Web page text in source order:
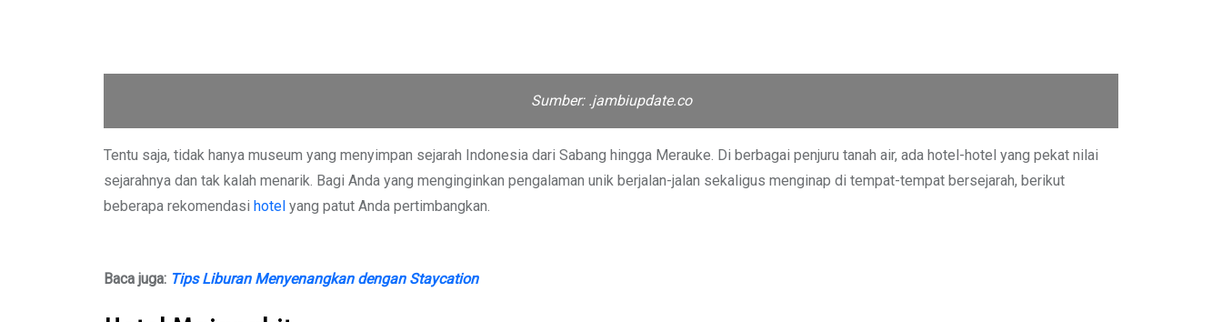
Sumber: .jambiupdate.co
Tentu saja, tidak hanya museum yang menyimpan sejarah Indonesia dari Sabang hingga Merauke. Di berbagai penjuru tanah air, ada hotel-hotel yang pekat nilai
sejarahnya dan tak kalah menarik. Bagi Anda yang menginginkan pengalaman unik berjalan-jalan sekaligus menginap di tempat-tempat bersejarah, berikut
beberapa rekomendasi hotel yang patut Anda pertimbangkan.
Baca juga: Tips Liburan Menyenangkan dengan Staycation